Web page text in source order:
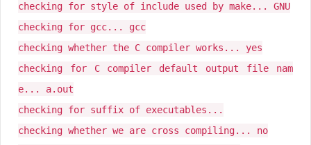
checking for style of include used by make... GNU
checking for gcc... gcc
checking whether the C compiler works... yes
checking for C compiler default output file nam
e... a.out
checking for suffix of executables...
checking whether we are cross compiling... no